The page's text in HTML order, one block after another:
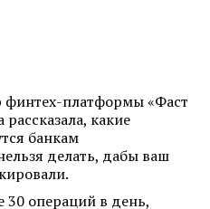
платформы «Фаст
какие
банкам
делать, дабы ваш
30 операций в день,